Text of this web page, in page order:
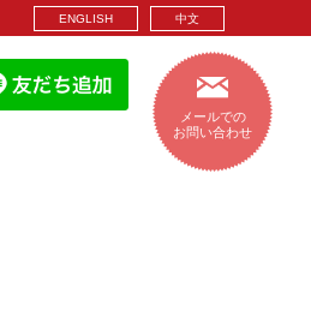
ENGLISH 中文
メールでの
お問い合わせ